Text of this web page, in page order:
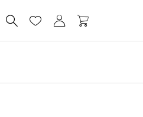
   